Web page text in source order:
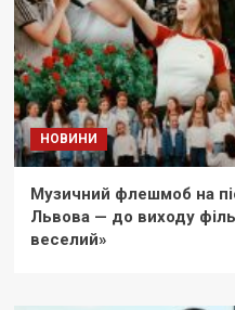
НОВИНИ
Музичний флешмоб на
Львова — до виходу
веселий»